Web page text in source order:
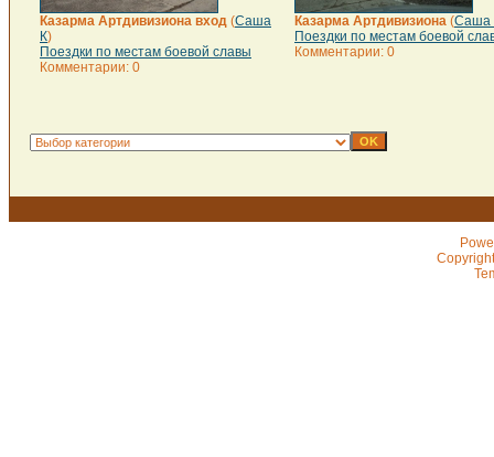
Казарма Артдивизиона вход (Саша
К)
Поездки по местам боевой славы
Комментарии: 0
Казарма Артдивизиона (Саша
Поездки по местам боевой
Комментарии: 0